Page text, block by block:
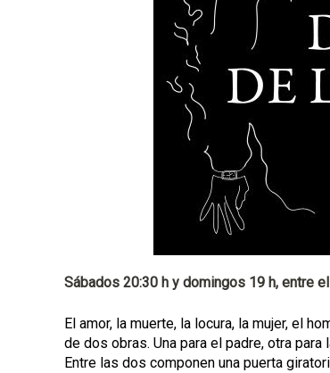
Sábados 20:30 h y domingos 19 h, entre
El amor, la muerte, la locura, la mujer, el
de dos obras. Una para el padre, otra
Entre las dos componen una puerta